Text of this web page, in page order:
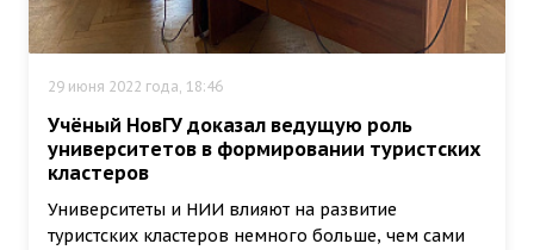
29 июня 2022 года, 18:46
Учёный НовГУ доказал ведущую роль
университетов в формировании туристских
кластеров
Университеты и НИИ влияют на развитие
туристских кластеров немного больше, чем сами